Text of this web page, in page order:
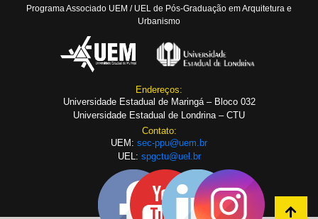
Programa Associado UEM / UEL de Pós-Graduação em Arquitetura e
Urbanismo
Endereços:
Universidade Estadual de Maringá – Bloco 032
Universidade Estadual de Londrina – CTU
Contato:
UEM: sec-ppu@uem.br
UEL: spgctu@uel.br